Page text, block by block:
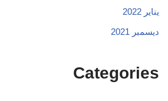
يناير 2022
ديسمبر 2021
Categories